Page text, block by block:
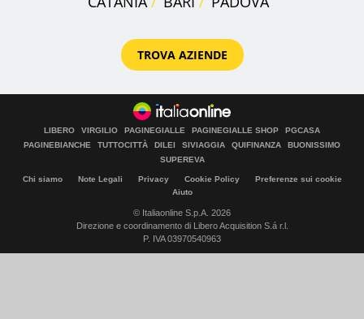
TROVA AZIENDE
LIBERO VIRGILIO PAGINEGIALLE PAGINEGIALLE SHOP
PGCASA
PAGINEBIANCHE
TUTTOCITTÀ DILEI SIVIAGGIA QUIFINANZA
BUONISSIMO
SUPEREVA
Chi siamo Note Legali Privacy Cookie Policy
Preferenze sui cookie
Aiuto
© Italiaonline S.p.A. 2026
Direzione e coordinamento di Libero Acquisition S.á r.l.
P. IVA 03970540963